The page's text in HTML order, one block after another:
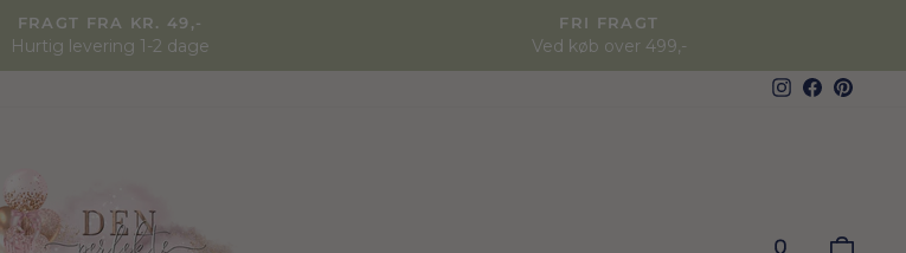
FRAGT FRA KR. 49,-
Hurtig levering 1-2 dage
FRI FRAGT
Ved køb over 499,-
Instagram